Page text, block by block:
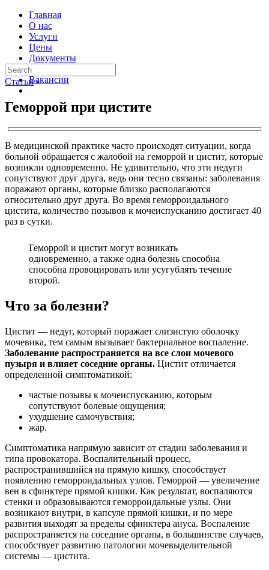
Главная
О нас
Услуги
Цены
Документы
Контакты
Вакансии
Статьи ›
Геморрой при цистите
В медицинской практике часто происходят ситуации, когда
больной обращается с жалобой на геморрой и цистит, которые
возникли одновременно. Не удивительно, что эти недуги
сопутствуют друг друга, ведь они тесно связаны: заболевания
поражают органы, которые близко располагаются
относительно друг друга. Во время геморроидального
цистита, количество позывов к мочеиспусканию достигает 40
раз в сутки.
Геморрой и цистит могут возникать
одновременно, а также одна болезнь способна
способна провоцировать или усугублять течение
второй.
Что за болезни?
Цистит — недуг, который поражает слизистую оболочку
мочевика, тем самым вызывает бактериальное воспаление.
Заболевание распространяется на все слои мочевого
пузыря и влияет соседние органы. Цистит отличается
определенной симптоматикой:
частые позывы к мочеиспусканию, которым
сопутствуют болевые ощущения;
ухудшение самочувствия;
жар.
Симптоматика напрямую зависит от стадии заболевания и
типа провокатора. Воспалительный процесс,
распространившийся на прямую кишку, способствует
появлению геморроидальных узлов. Геморрой — увеличение
вен в сфинктере прямой кишки. Как результат, воспаляются
стенки и образовываются геморроидальные узлы. Они
возникают внутри, в капсуле прямой кишки, и по мере
развития выходят за пределы сфинктера ануса. Воспаление
распространяется на соседние органы, в большинстве случаев,
способствует развитию патологии мочевыделительной
системы — цистита.